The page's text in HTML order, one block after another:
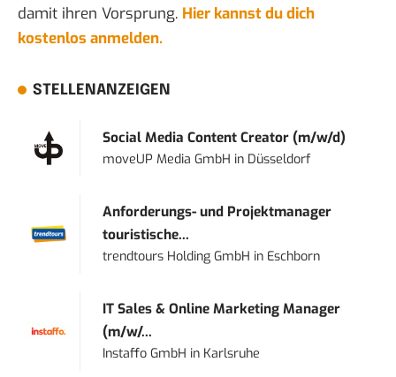
damit ihren Vorsprung. Hier kannst du dich
kostenlos anmelden.
STELLENANZEIGEN
Social Media Content Creator (m/w/d)
moveUP Media GmbH in Düsseldorf
Anforderungs- und Projektmanager
touristische...
trendtours Holding GmbH in Eschborn
IT Sales & Online Marketing Manager
(m/w/...
Instaffo GmbH in Karlsruhe